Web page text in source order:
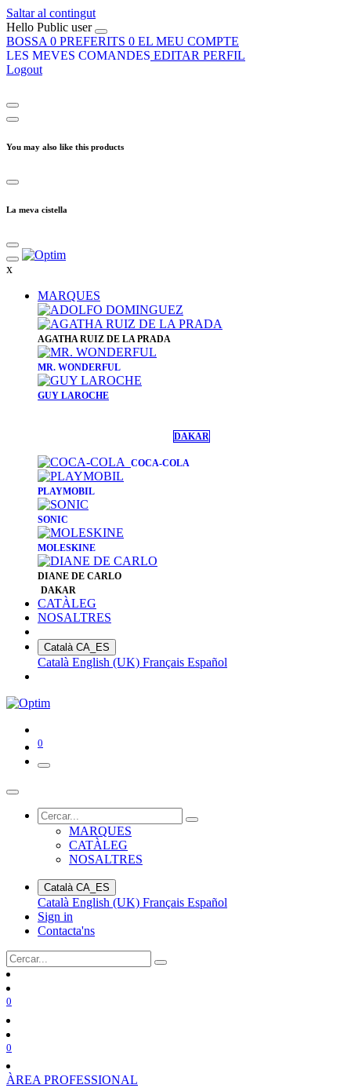
Saltar al contingut
Hello Public user
BOSSA 0 PREFERITS 0 EL MEU COMPTE
LES MEVES COMANDES EDITAR PERFIL
Logout
You may also like this products
La meva cistella
x
MARQUES
​AGATHA RUIZ DE LA PRADA
​MR. WONDERFUL
GUY LAROCHE
DAKAR
COCA-COLA
PLAYMOBIL
SONIC
MOLESKINE
DIANE DE CARLO
DAKAR
CATÀLEG
NOSALTRES
Català CA_ES
Català English (UK) Français Español
0
MARQUES
CATÀLEG
NOSALTRES
Català CA_ES
Català English (UK) Français Español
Sign in
Contacta'ns
0
0
ÀREA PROFESSIONAL